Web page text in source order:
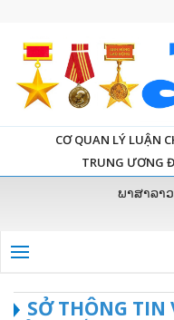
CƠ QUAN LÝ LUẬN
TRUNG ƯƠNG
ພາສາລາວ
SỞ THÔNG TIN